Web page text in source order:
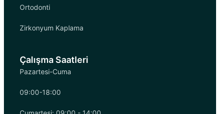
Ortodonti
Zirkonyum Kaplama
Çalışma Saatleri
Pazartesi-Cuma
09:00-18:00